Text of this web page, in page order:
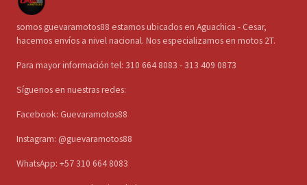
somos guevaramotos88 estamos ubicados en Aguachica - Cesar,
hacemos envíos a nivel nacional. Nos especializamos en motos 2T.
Para mayor información tel: 310 664 8083 - 313 409 0873
Síguenos en nuestras redes:
Facebook: Guevaramotos88
Instagram: @guevaramotos88
WhatsApp: +57 310 664 8083